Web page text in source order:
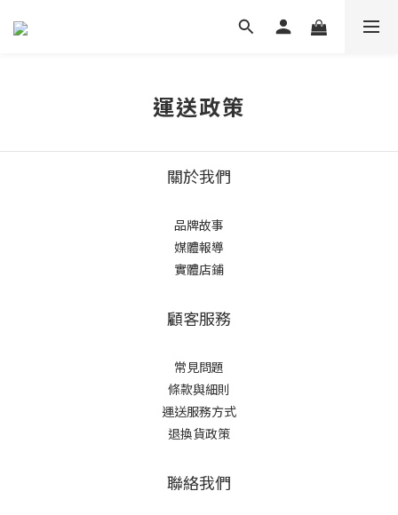
運送政策
關於我們
品牌故事
媒體報導
實體店鋪
顧客服務
常見問題
條款與細則
運送服務方式
退換貨政策
聯絡我們